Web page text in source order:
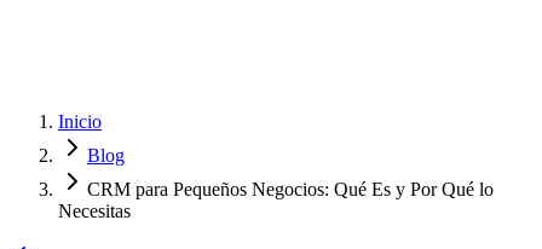
Inicio
Blog
CRM para Pequeños Negocios: Qué Es y Por Qué lo
Necesitas